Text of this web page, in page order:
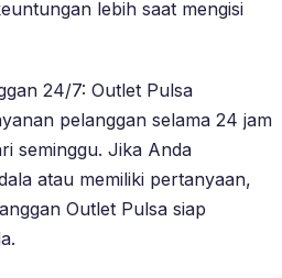
lebih saat mengisi
24/7: Outlet Pulsa
pelanggan selama 24 jam
seminggu. Jika Anda
atau memiliki pertanyaan,
Outlet Pulsa siap